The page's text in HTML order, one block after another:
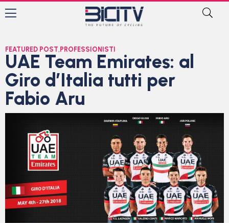
FEATURED POST, PROFESSIONISTI
UAE Team Emirates: al
Giro d’Italia tutti per
Fabio Aru